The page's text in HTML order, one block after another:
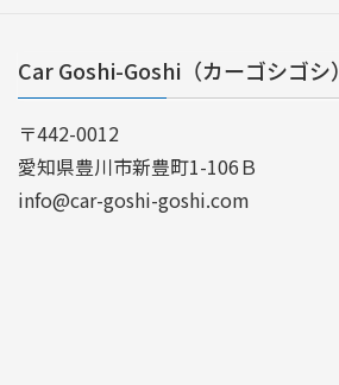
Car Goshi-Goshi（カーゴシゴシ）
〒442-0012
愛知県豊川市新豊町1-106Ｂ
info@car-goshi-goshi.com